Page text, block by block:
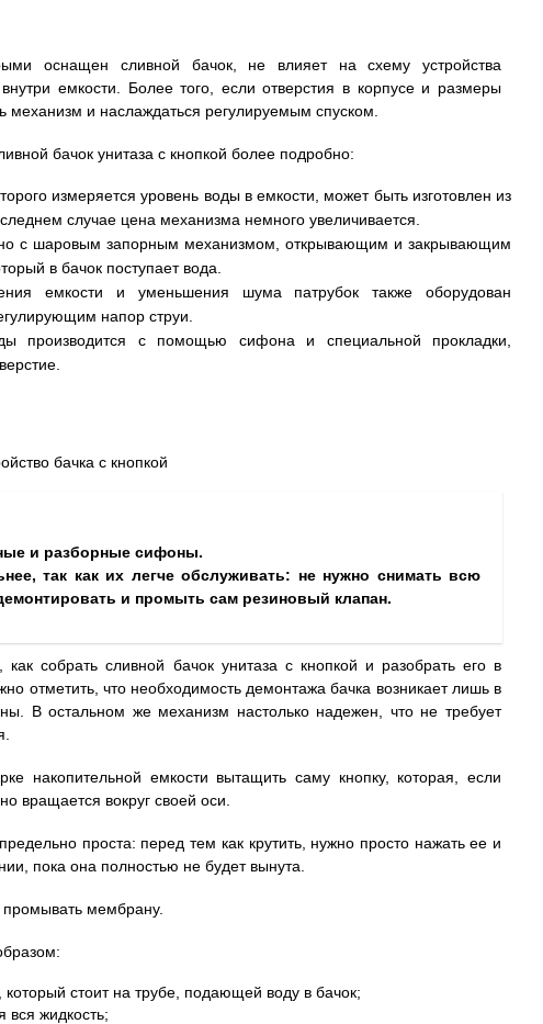
оснащен сливной бачок, не влияет на схему устройства
емкости. Более того, если отверстия в корпусе и размеры
механизм и наслаждаться регулируемым спуском.
бачок унитаза с кнопкой более подробно:
измеряется уровень воды в емкости, может быть изготовлен из
случае цена механизма немного увеличивается.
с шаровым запорным механизмом, открывающим и закрывающим
в бачок поступает вода.
емкости и уменьшения шума патрубок также оборудован
напор струи.
производится с помощью сифона и специальной прокладки,
бачка с кнопкой
и разборные сифоны.
так как их легче обслуживать: не нужно снимать всю
и промыть сам резиновый клапан.
собрать сливной бачок унитаза с кнопкой и разобрать его в
отметить, что необходимость демонтажа бачка возникает лишь в
В остальном же механизм настолько надежен, что не требует
накопительной емкости вытащить саму кнопку, которая, если
вращается вокруг своей оси.
проста: перед тем как крутить, нужно просто нажать ее и
пока она полностью не будет вынута.
мембрану.
который стоит на трубе, подающей воду в бачок;
вся жидкость;